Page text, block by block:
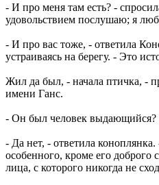
- И про меня там есть? -
удовольствием послушаю; я
- И про вас тоже, - ответила
устраиваясь на берегу. - Это
Жил да был, - начала птичка, -
имени Ганс.
- Он был человек выдающийся?
- Да нет, - ответила
особенного, кроме его
лица, с которого никогда не